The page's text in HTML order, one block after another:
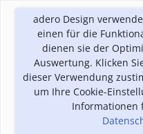
adero Design
einen für die
dienen sie der
Auswertung. Klicken
dieser Verwendung
um Ihre Cookie-
Informationen